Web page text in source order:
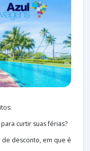
curtir suas férias?
de desconto, em que é